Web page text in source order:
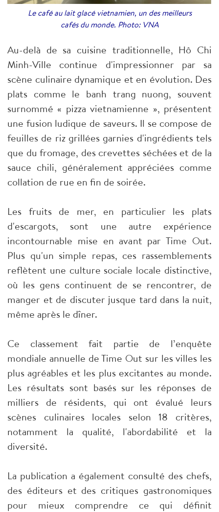
Le café au lait glacé vietnamien, un des meilleurs
cafés du monde. Photo: VNA
Au-delà de sa cuisine traditionnelle, Hô Chi
Minh-Ville continue d'impressionner par sa
scène culinaire dynamique et en évolution. Des
plats comme le banh trang nuong, souvent
surnommé « pizza vietnamienne », présentent
une fusion ludique de saveurs. Il se compose de
feuilles de riz grillées garnies d'ingrédients tels
que du fromage, des crevettes séchées et de la
sauce chili, généralement appréciées comme
collation de rue en fin de soirée.
Les fruits de mer, en particulier les plats
d'escargots, sont une autre expérience
incontournable mise en avant par Time Out.
Plus qu'un simple repas, ces rassemblements
reflètent une culture sociale locale distinctive,
où les gens continuent de se rencontrer, de
manger et de discuter jusque tard dans la nuit,
même après le dîner.
Ce classement fait partie de l’enquête
mondiale annuelle de Time Out sur les villes les
plus agréables et les plus excitantes au monde.
Les résultats sont basés sur les réponses de
milliers de résidents, qui ont évalué leurs
scènes culinaires locales selon 18 critères,
notamment la qualité, l'abordabilité et la
diversité.
La publication a également consulté des chefs,
des éditeurs et des critiques gastronomiques
pour mieux comprendre ce qui définit